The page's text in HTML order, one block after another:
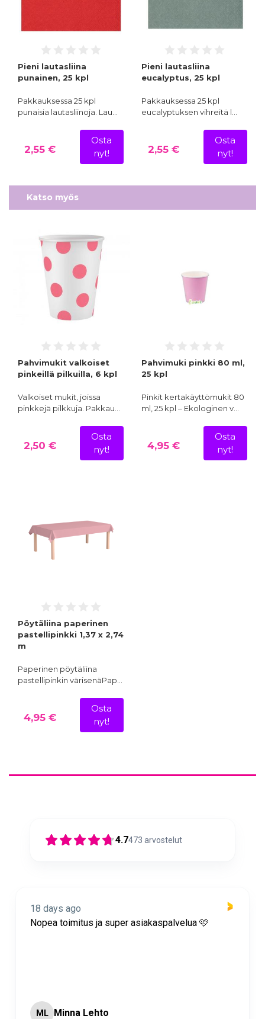
Pieni lautasliina
punainen, 25 kpl
Pakkauksessa 25 kpl
punaisia lautasliinoja. Lau…
2,55 €
Osta
nyt!
Pieni lautasliina
eucalyptus, 25 kpl
Pakkauksessa 25 kpl
eucalyptuksen vihreitä l…
2,55 €
Osta
nyt!
Katso myös
Pahvimukit valkoiset
pinkeillä pilkuilla, 6 kpl
Valkoiset mukit, joissa
pinkkejä pilkkuja. Pakkau…
2,50 €
Osta
nyt!
Pahvimuki pinkki 80 ml,
25 kpl
Pinkit kertakäyttömukit 80
ml, 25 kpl – Ekologinen v…
4,95 €
Osta
nyt!
Pöytäliina paperinen
pastellipinkki 1,37 x 2,74
m
Paperinen pöytäliina
pastellipinkin värisenäPap…
4,95 €
Osta
nyt!
4.7473 arvostelut
18 days ago
Nopea toimitus ja super asiakaspalvelua 🩷
ML Minna Lehto